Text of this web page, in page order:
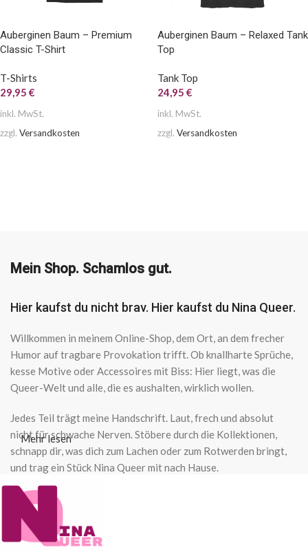
Auberginen Baum – Premium
Classic T-Shirt
T-Shirts
29,95 €
inkl. MwSt.
zzgl. Versandkosten
Auberginen Baum – Relaxed Tank
Top
Tank Top
24,95 €
inkl. MwSt.
zzgl. Versandkosten
Mein Shop. Schamlos gut.
Hier kaufst du nicht brav. Hier kaufst du Nina Queer.
Willkommen in meinem Online-Shop, dem Ort, an dem frecher
Humor auf tragbare Provokation trifft. Ob knallharte Sprüche,
kesse Motive oder Accessoires mit Biss: Hier liegt, was die
Queer-Welt und alle, die es aushalten, wirklich wollen.
Jedes Teil trägt meine Handschrift. Laut, frech und absolut
nicht für schwache Nerven. Stöbere durch die Kollektionen,
schnapp dir, was dich zum Lachen oder zum Rotwerden bringt,
und trag ein Stück Nina Queer mit nach Hause.
Mehr lesen